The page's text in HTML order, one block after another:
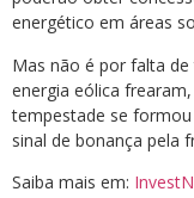
energético em áreas
Mas não é por falta
energia eólica
tempestade se
sinal de bonança pela
Saiba mais em: